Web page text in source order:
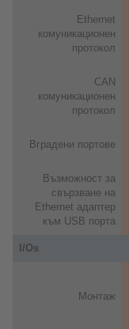
Ethernet
комуникационен
протокол
CAN
комуникационен
протокол
Вградени портове
Възможност за
свързване на
Ethernet адаптер
към USB порта
I/Os
Монтаж